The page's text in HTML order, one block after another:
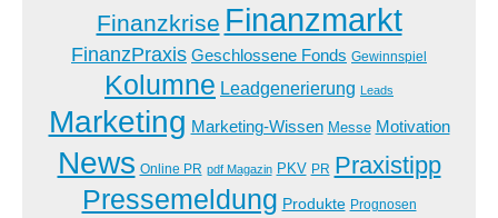
Finanzkrise Finanzmarkt
FinanzPraxis Geschlossene Fonds Gewinnspiel
Kolumne Leadgenerierung Leads
Marketing Marketing-Wissen Messe Motivation
News Online PR pdf Magazin PKV PR Praxistipp
Pressemeldung Produkte Prognosen